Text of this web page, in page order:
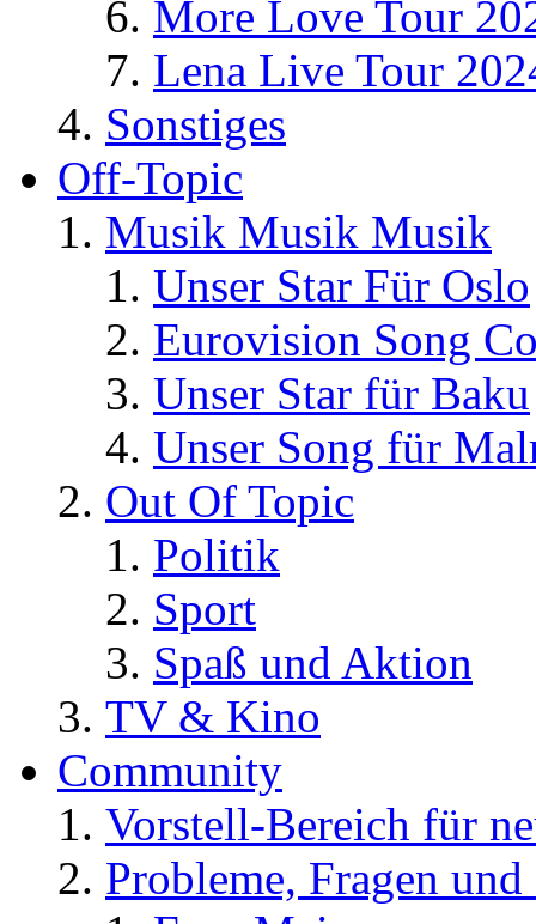
More Love Tour
Lena Live Tour
Sonstiges
Off-Topic
Musik Musik Musik
Unser Star Für Oslo
Eurovision Song
Unser Star für Baku
Unser Song für
Out Of Topic
Politik
Sport
Spaß und Aktion
TV & Kino
Community
Vorstell-Bereich für
Probleme, Fragen